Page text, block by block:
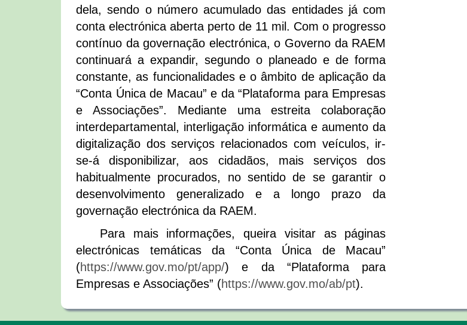
dela, sendo o número acumulado das entidades já com
conta electrónica aberta perto de 11 mil. Com o progresso
contínuo da governação electrónica, o Governo da RAEM
continuará a expandir, segundo o planeado e de forma
constante, as funcionalidades e o âmbito de aplicação da
“Conta Única de Macau” e da “Plataforma para Empresas
e Associações”. Mediante uma estreita colaboração
interdepartamental, interligação informática e aumento da
digitalização dos serviços relacionados com veículos, ir-
se-á disponibilizar, aos cidadãos, mais serviços dos
habitualmente procurados, no sentido de se garantir o
desenvolvimento generalizado e a longo prazo da
governação electrónica da RAEM.
Para mais informações, queira visitar as páginas
electrónicas temáticas da “Conta Única de Macau”
(https://www.gov.mo/pt/app/) e da “Plataforma para
Empresas e Associações” (https://www.gov.mo/ab/pt).